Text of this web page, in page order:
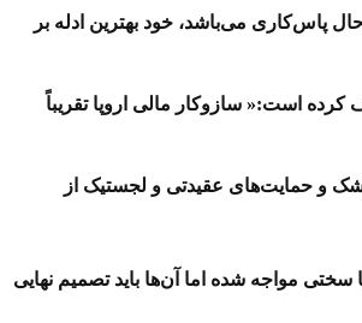
می‌باشد، خود بهترین ادله بر
است:« سازوکار مالی اروپا تقریباً
و حمایت‌های عقیدتی و لجستیک از
مواجه شده اما آن‌ها باید تصمیم نهایی